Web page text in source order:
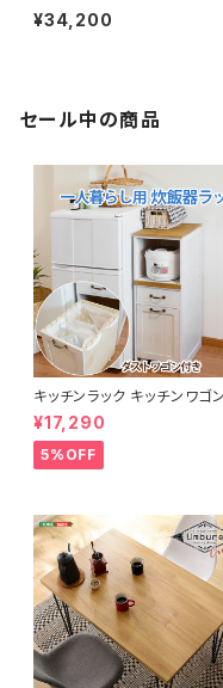
ウンター キッチンボード レン
台 キッチン収納 食器棚 レン
¥34,200
セール中の商品
キッチンラック キッチンワゴ
ャスター付き 収納ラック 一人
らし スリムキッチンラック 幅
cm 完成品
¥17,290
5%OFF